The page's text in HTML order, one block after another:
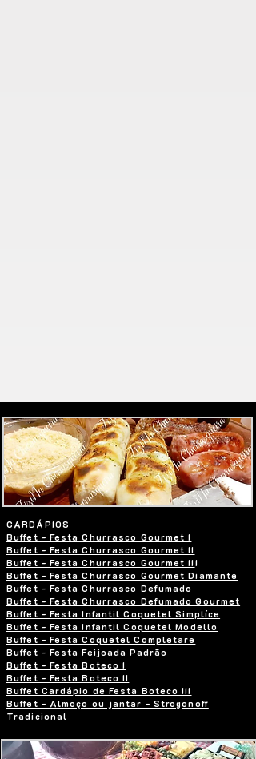
CARDÁPIOS
Buffet - Festa Churrasco Gourmet I
Buffet - Festa Churrasco Gourmet II
Buffet - Festa Churrasco Gourmet III
Buffet - Festa Churrasco Gourmet Diamante
Buffet - Festa Churrasco Defumado
Buffet - Festa Churrasco Defumado Gourmet
Buffet - Festa Infantil Coquetel Simplíce
Buffet - Festa Infantil Coquetel Modello
Buffet - Festa Coquetel Completare
Buffet - Festa Feijoada Padrão
Buffet - Festa Boteco I
Buffet - Festa Boteco II
Buffet Cardápio de Festa Boteco III
Buffet - Almoço ou jantar - Strogonoff
Tradicional